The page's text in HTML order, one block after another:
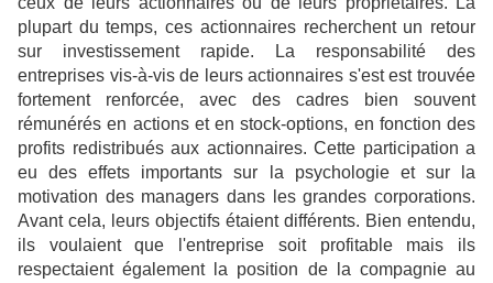
plupart du temps, ces actionnaires recherchent un retour
sur investissement rapide. La responsabilité des
entreprises vis-à-vis de leurs actionnaires s'est est trouvée
fortement renforcée, avec des cadres bien souvent
rémunérés en actions et en stock-options, en fonction des
profits redistribués aux actionnaires. Cette participation a
eu des effets importants sur la psychologie et sur la
motivation des managers dans les grandes corporations.
Avant cela, leurs objectifs étaient différents. Bien entendu,
ils voulaient que l'entreprise soit profitable mais ils
respectaient également la position de la compagnie au